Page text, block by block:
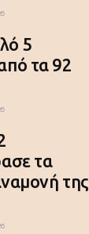
5
τα 92
τα
της